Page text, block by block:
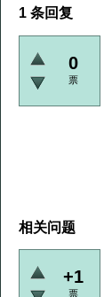
1 条回复
0
票
相关问题
+1
票